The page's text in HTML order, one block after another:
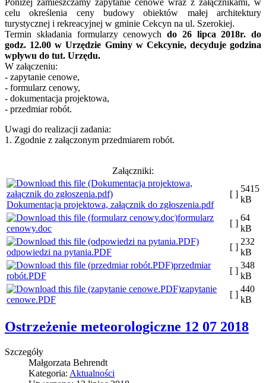
Poniżej zamieszczamy zapytanie cenowe wraz z załącznikami, w
celu określenia ceny budowy obiektów małej architektury
turystycznej i rekreacyjnej w gminie Cekcyn na ul. Szerokiej.
Termin składania formularzy cenowych do 26 lipca 2018r. do
godz. 12.00 w Urzędzie Gminy w Cekcynie, decyduje godzina
wpływu do tut. Urzędu.
W załączeniu:
- zapytanie cenowe,
- formularz cenowy,
- dokumentacja projektowa,
- przedmiar robót.
Uwagi do realizacji zadania:
1. Zgodnie z załączonym przedmiarem robót.
Załączniki:
Dokumentacja projektowa, załącznik do zgłoszenia.pdf
[ ]
5415
kB
formularz
cenowy.doc
[ ]
64
kB
odpowiedzi na pytania.PDF
[ ]
232
kB
przedmiar
robót.PDF
[ ]
348
kB
zapytanie
cenowe.PDF
[ ]
440
kB
Ostrzeżenie meteorologiczne 12 07 2018
Szczegóły
Małgorzata Behrendt
Kategoria: Aktualności